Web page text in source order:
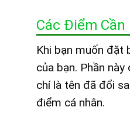
Các Điểm
Khi bạn muốn đặt
của bạn. Phần
chí là tên đã đổi
điểm cá nhân.